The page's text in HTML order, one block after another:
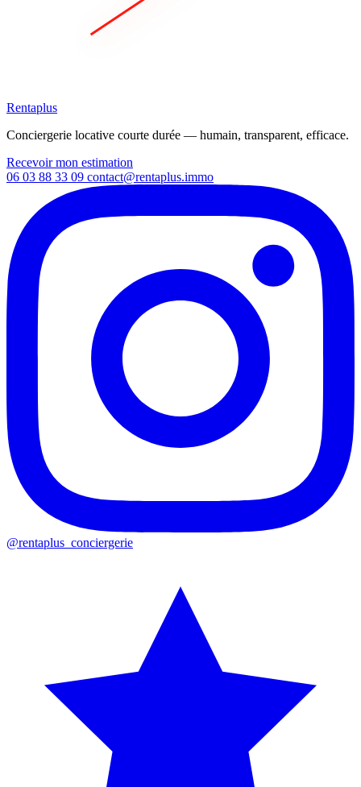
Rentaplus
Conciergerie locative courte durée — humain, transparent, efficace.
Recevoir mon estimation
06 03 88 33 09 contact@rentaplus.immo
@rentaplus_conciergerie